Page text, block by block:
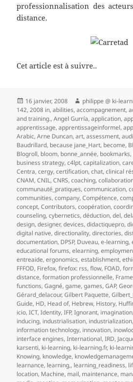
professionnalisation des
distance.
Cet article est à suivre..
Publié
le
16 janvier, 2008 Auteur
philippe @ ki-
142,2008 in,abilities,accompagnement,
and training.,Angel Gurría,application,
apprentissage,apprentissageinformel,
Arabic,Arne Duncan,art,assessment,
Baudrillard, because jane_Hart, become,
Blogroll, bloom, bonne_année, bookmarks,
business strategy,c4lpt,capitalization,
Centra,cergy,certification,chat,clinical
CNAM,CNIL,CNRS,coaching,
communauté_pratiques,communication,
communities,company,Compétence,
concept,Contributors,coopération,
counseling,cybernetics,déduction,del,
design,designer,devices,didactiquepro,
digital native,directionality,directories,
documentation, DPSP, Duveau,e-learning,
educational forums,elearning,
entreaide,ergonomics,establishment,
FFFOD, Firefox,firefox: rss,flow, FOAD,
distance,formation professionnelle,
functions,Gagné,game,games,GAP,
Gérard_delacour,Gilbert Paquette,
Guide, HD, Head of, Hebrew, History,
icio,ICT,Identity,IFP,Ignorant, imagination
inducing, industrialisation, industrialization,
information technology, innovation,
interface engines,International,IRD,
karsenti, ki-learning, ki-learning.fr, ki-
Knowing, knowledge,
learnance, learning,, learning_readiness,
location, Machine, mail, maintenance,